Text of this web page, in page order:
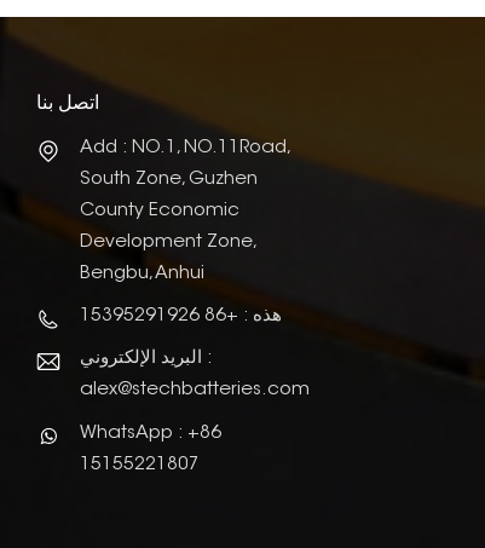
اتصل بنا
Add : NO.1, NO.11Road,
South Zone, Guzhen
County Economic
Development Zone,
Bengbu, Anhui
هذه : +86 15395291926
البريد الإلكتروني :
alex@stechbatteries.com
WhatsApp : +86
15155221807